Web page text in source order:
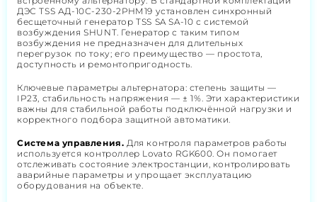
ДЭС TSS АД-10С-230-2РНМ19 установлен синхронный
бесщеточный генератор TSS SA SA-10 с системой
возбуждения SHUNT. Генератор с таким типом
возбуждения не предназначен для длительных
перегрузок по току; его преимущество — простота,
доступность и ремонтопригодность.
Ключевые параметры альтернатора: степень защиты —
IP23, стабильность напряжения — ± 1%. Эти характеристики
важны для стабильной работы подключённой нагрузки и
корректного подбора защитной автоматики.
Система управления. Для контроля параметров работы
используется контроллер Lovato RGK600. Он помогает
отслеживать состояние электростанции, контролировать
аварийные параметры и упрощает эксплуатацию
оборудования на объекте.